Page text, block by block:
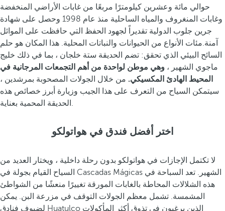
حوالي مائة وعشرين كيلومترًا مربعًا من غابات الأراضي المنخفضة
وغابات المنغروف والمياه الساحلية منذ عام 1998 وحصل على شهادة
جرين جلوب الدولية تقديراً لجهود الحفظ التي حافظت على الموائل
آمنة.مئات الأنواع من الحيوانات والنباتات المحلية. هذا المكان هو حلم
السائح البيئي الذي تحقق: تضم الحديقة ستة خلجان ، بما في ذلك خليج
ماجوي الشهير ، وهي موطن لواحدة من أهم التجمعات المرجانية في
المحيط الهادئ المكسيكي. من خلال الجولات المصحوبة بمرشدين ،
سيتمكن السياح من التعرف على هذا الجيب وزيارة أبرز خصائص هذه
الحديقة المحمية بعناية.
اختر أفضل فندق في هواتولكو
لا تكتمل الإجازات في هواتولكو بدون رحلة داخلية ، ويختار العديد من
السياح القيام بجولة في Cascadas Mágicas الشهير. تعد السباحة في
هذه الشلالات المحاطة بالغابات المورقة تغييرًا منعشًا من الشواطئ
المشمسة. تشمل معظم الجولات التوقف في مزرعة البن. يمكن
لضيوف فنادق Huatulco الذين يرغبون في تذوق أكثر المأكولات